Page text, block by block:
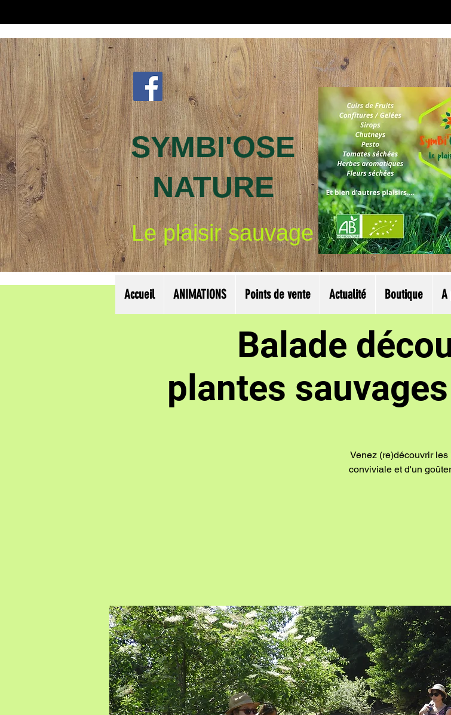
SYMBI'OSE
NATURE
Le plaisir sauvage
Balade
plantes
Venez (re)découvrir
conviviale et d'un
Accueil ANIMATIONS Points de vente Actualité Boutique A